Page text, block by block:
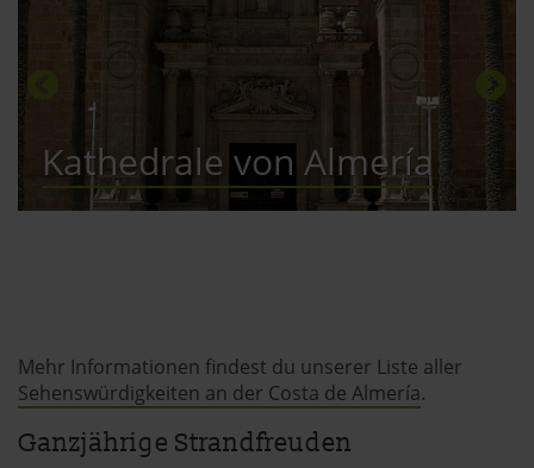
Kathedrale von Almería
Mehr Informationen findest du unserer Liste aller
Sehenswürdigkeiten an der Costa de Almería.
Ganzjährige Strandfreuden